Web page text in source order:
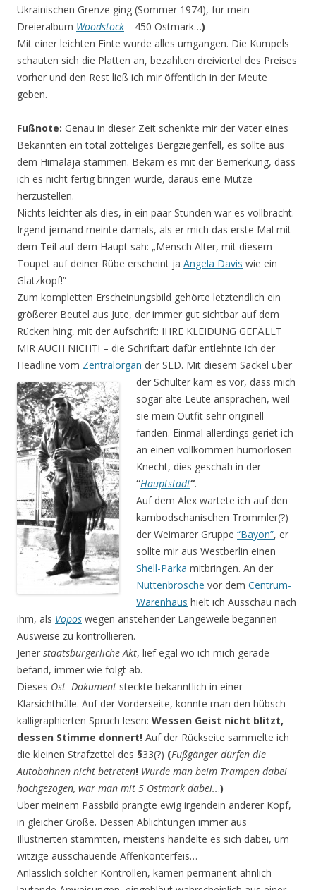
Ukrainischen Grenze ging (Sommer 1974), für mein
Dreieralbum Woodstock – 450 Ostmark…)
Mit einer leichten Finte wurde alles umgangen. Die Kumpels
schauten sich die Platten an, bezahlten dreiviertel des Preises
vorher und den Rest ließ ich mir öffentlich in der Meute
geben.
Fußnote: Genau in dieser Zeit schenkte mir der Vater eines
Bekannten ein total zotteliges Bergziegenfell, es sollte aus
dem Himalaja stammen. Bekam es mit der Bemerkung, dass
ich es nicht fertig bringen würde, daraus eine Mütze
herzustellen.
Nichts leichter als dies, in ein paar Stunden war es vollbracht.
Irgend jemand meinte damals, als er mich das erste Mal mit
dem Teil auf dem Haupt sah: „Mensch Alter, mit diesem
Toupet auf deiner Rübe erscheint ja Angela Davis wie ein
Glatzkopf!”
Zum kompletten Erscheinungsbild gehörte letztendlich ein
größerer Beutel aus Jute, der immer gut sichtbar auf dem
Rücken hing, mit der Aufschrift: IHRE KLEIDUNG GEFÄLLT
MIR AUCH NICHT! – die Schriftart dafür entlehnte ich der
Headline vom Zentralorgan der SED. Mit diesem Säckel über
der Schulter kam es vor, dass mich
sogar alte Leute ansprachen, weil
sie mein Outfit sehr originell
fanden. Einmal allerdings geriet ich
an einen vollkommen humorlosen
Knecht, dies geschah in der
“Hauptstadt“.
Auf dem Alex wartete ich auf den
kambodschanischen Trommler(?)
der Weimarer Gruppe “Bayon”, er
sollte mir aus Westberlin einen
Shell-Parka mitbringen. An der
Nuttenbrosche vor dem Centrum-
Warenhaus hielt ich Ausschau nach
ihm, als Vopos wegen anstehender Langeweile begannen
Ausweise zu kontrollieren.
Jener staatsbürgerliche Akt, lief egal wo ich mich gerade
befand, immer wie folgt ab.
Dieses Ost–Dokument steckte bekanntlich in einer
Klarsichthülle. Auf der Vorderseite, konnte man den hübsch
kalligraphierten Spruch lesen: Wessen Geist nicht blitzt,
dessen Stimme donnert! Auf der Rückseite sammelte ich
die kleinen Strafzettel des §33(?) (Fußgänger dürfen die
Autobahnen nicht betreten! Wurde man beim Trampen dabei
hochgezogen, war man mit 5 Ostmark dabei...)
Über meinem Passbild prangte ewig irgendein anderer Kopf,
in gleicher Größe. Dessen Ablichtungen immer aus
Illustrierten stammten, meistens handelte es sich dabei, um
witzige ausschauende Affenkonterfeis…
Anlässlich solcher Kontrollen, kamen permanent ähnlich